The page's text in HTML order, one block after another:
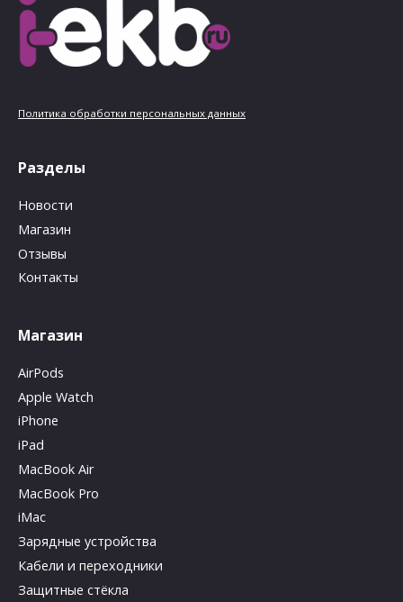
Политика обработки персональных данных
Разделы
Новости
Магазин
Отзывы
Контакты
Магазин
AirPods
Apple Watch
iPhone
iPad
MacBook Air
MacBook Pro
iMac
Зарядные устройства
Кабели и переходники
Защитные стёкла